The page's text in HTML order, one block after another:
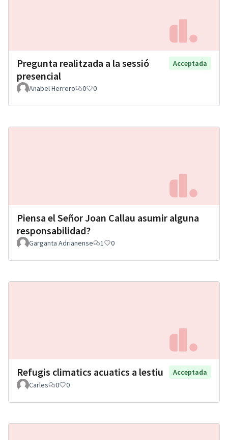
Pregunta realitzada a la sessió
presencial
Acceptada
Anabel Herrero 0 0
Piensa el Señor Joan Callau asumir alguna
responsabilidad?
Garganta Adrianense 1 0
Refugis climatics acuatics a lestiu
Acceptada
Carles
0 0